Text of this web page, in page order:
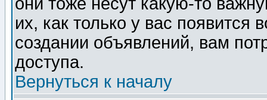
их, как только у вас появится
создании объявлений, вам
доступа.
Вернуться к началу